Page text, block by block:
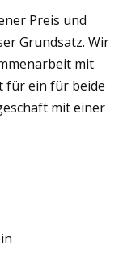
Preis und
Grundsatz. Wir
mit
für ein für beide
mit einer